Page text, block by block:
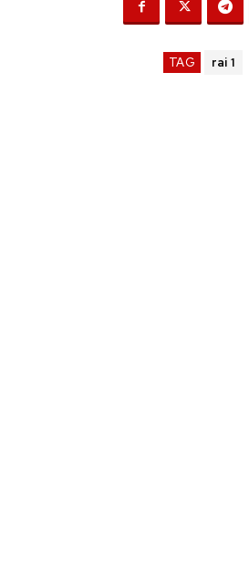
TAG rai 1